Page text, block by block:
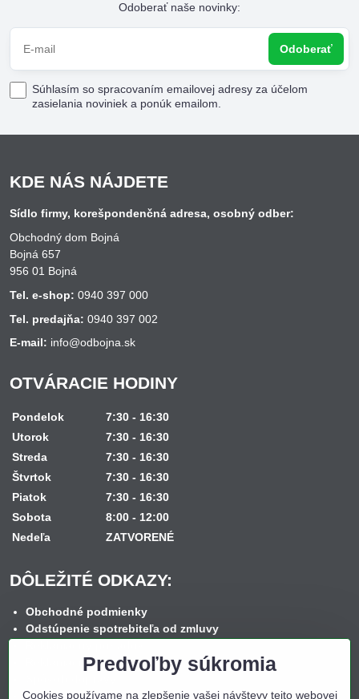
Odoberať naše novinky:
Odoberať
Súhlasím so spracovaním emailovej adresy za účelom
zasielania noviniek a ponúk emailom.
KDE NÁS NÁJDETE
Sídlo firmy, korešpondenčná adresa, osobný odber:
Obchodný dom Bojná
Bojná 657
956 01 Bojná
Tel. e-shop: 0940 397 000
Tel. predajňa: 0940 397 002
E-mail: info@odbojna.sk
OTVÁRACIE HODINY
Pondelok
7:30 - 16:30
Utorok
7:30 - 16:30
Streda
7:30 - 16:30
Štvrtok
7:30 - 16:30
Piatok
7:30 - 16:30
Sobota
8:00 - 12:00
Nedeľa
ZATVORENÉ
DÔLEŽITÉ ODKAZY:
Obchodné podmienky
Odstúpenie spotrebiteľa od zmluvy
Reklamačný formulár
Spôsob platby
Predvoľby súkromia
Cookies používame na zlepšenie vašej návštevy tejto webovej